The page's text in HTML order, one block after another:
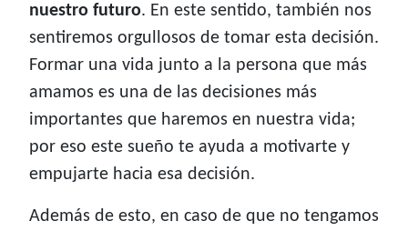
nuestro futuro. En este sentido, también nos
sentiremos orgullosos de tomar esta decisión.
Formar una vida junto a la persona que más
amamos es una de las decisiones más
importantes que haremos en nuestra vida;
por eso este sueño te ayuda a motivarte y
empujarte hacia esa decisión.
Además de esto, en caso de que no tengamos